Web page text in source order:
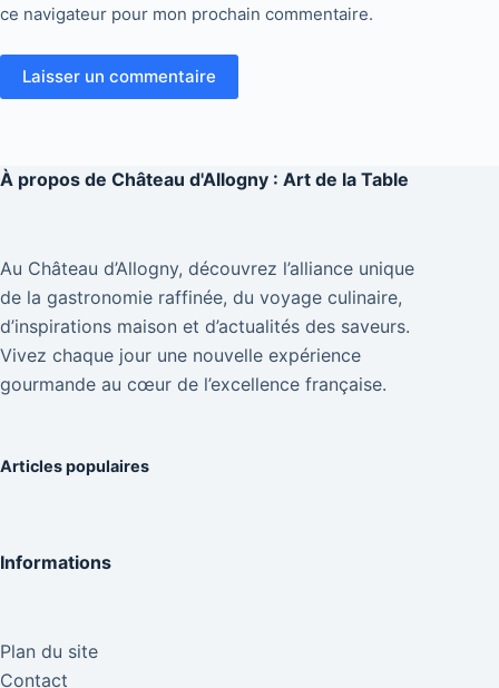
ce navigateur pour mon prochain commentaire.
Laisser un commentaire
À propos de Château d'Allogny : Art de la Table
Au Château d’Allogny, découvrez l’alliance unique
de la gastronomie raffinée, du voyage culinaire,
d’inspirations maison et d’actualités des saveurs.
Vivez chaque jour une nouvelle expérience
gourmande au cœur de l’excellence française.
Articles populaires
Informations
Plan du site
Contact